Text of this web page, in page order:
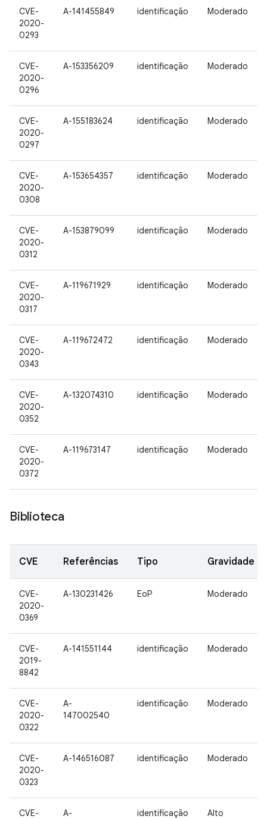
CVE-
2020-
0293
A-141455849 identificação Moderado
CVE-
2020-
0296
A-153356209 identificação Moderado
CVE-
2020-
0297
A-155183624 identificação Moderado
CVE-
2020-
0308
A-153654357 identificação Moderado
CVE-
2020-
0312
A-153879099 identificação Moderado
CVE-
2020-
0317
A-119671929 identificação Moderado
CVE-
2020-
0343
A-119672472 identificação Moderado
CVE-
2020-
0352
A-132074310 identificação Moderado
CVE-
2020-
0372
A-119673147 identificação Moderado
Biblioteca
CVE Referências Tipo Gravidade
CVE-
2020-
0369
A-130231426 EoP Moderado
CVE-
2019-
8842
A-141551144 identificação Moderado
CVE-
2020-
0322
A-
147002540
identificação Moderado
CVE-
2020-
0323
A-146516087 identificação Moderado
CVE-
A-
identificação Alto